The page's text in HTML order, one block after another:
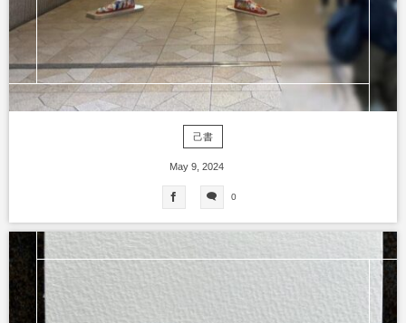
己書
May 9, 2024
0